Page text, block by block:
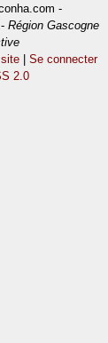
-
-Région Gascogne
|Se connecter
2.0